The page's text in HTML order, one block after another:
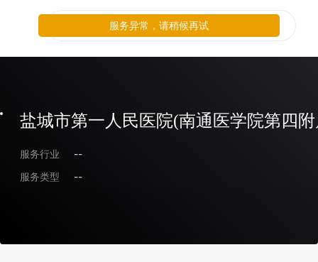
盐城市第一人民医院(南通医学院第四
服务行业
--
服务类型
--
服务异常，请稍候再试